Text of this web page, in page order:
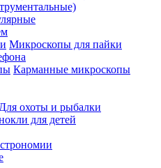
Микроскопы для пайки
Карманные микроскопы
Для охоты и рыбалки
для детей